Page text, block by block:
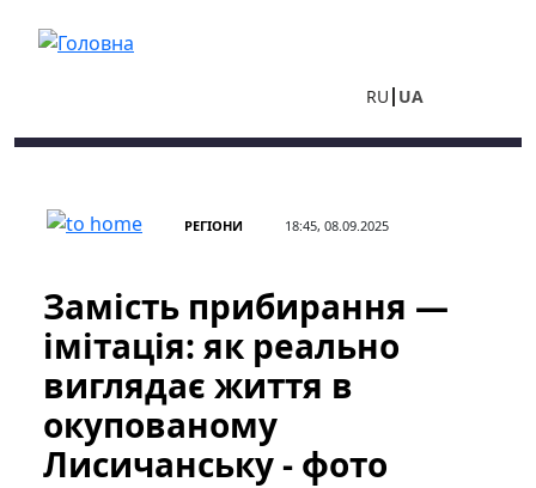
RU UA
РЕГІОНИ 18:45, 08.09.2025
Замість прибирання —
імітація: як реально
виглядає життя в
окупованому
Лисичанську - фото